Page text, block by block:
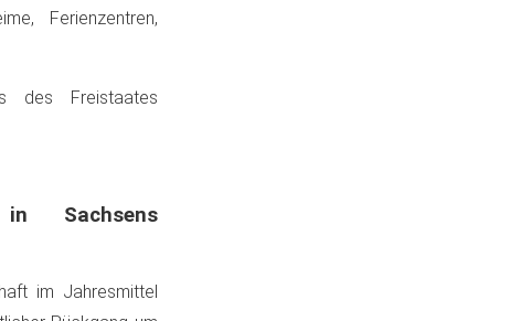
Ferienzentren,
des Freistaates
Sachsens
im Jahresmittel